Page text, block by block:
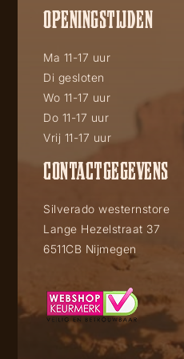
OPENINGSTIJDEN
Ma 11-17 uur
Di gesloten
Wo 11-17 uur
Do 11-17 uur
Vrij 11-17 uur
CONTACTGEGEVENS
Silverado westernstore
Lange Hezelstraat 37
6511CB Nijmegen